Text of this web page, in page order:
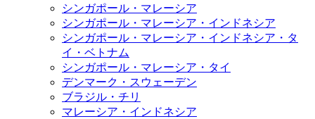
シンガポール・マレーシア
シンガポール・マレーシア・インドネシア
シンガポール・マレーシア・インドネシア・タ
イ・ベトナム
シンガポール・マレーシア・タイ
デンマーク・スウェーデン
ブラジル・チリ
マレーシア・インドネシア